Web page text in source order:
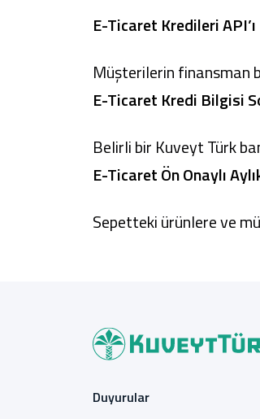
E-Ticaret Kredileri API’ı
Müşterilerin finansman
E-Ticaret Kredi Bilgisi
Belirli bir Kuveyt Türk
E-Ticaret Ön Onaylı
Sepetteki ürünlere ve
Duyurular